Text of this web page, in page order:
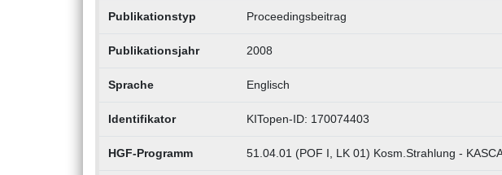
Publikationstyp Proceedingsbeitrag
Publikationsjahr 2008
Sprache Englisch
Identifikator KITopen-ID: 170074403
HGF-Programm 51.04.01 (POF I, LK 01) Kosm.Strahlung -